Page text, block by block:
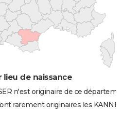
lieu de naissance
n'est originaire de ce
rarement originaires les